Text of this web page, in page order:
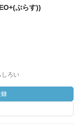
ぷらす))
しろい